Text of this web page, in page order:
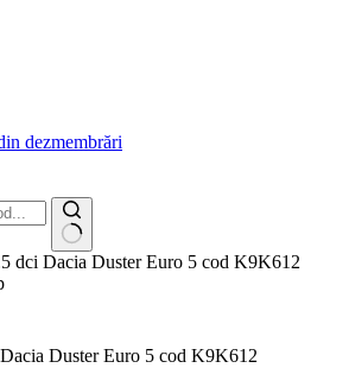
dci Dacia Duster Euro 5 cod K9K612